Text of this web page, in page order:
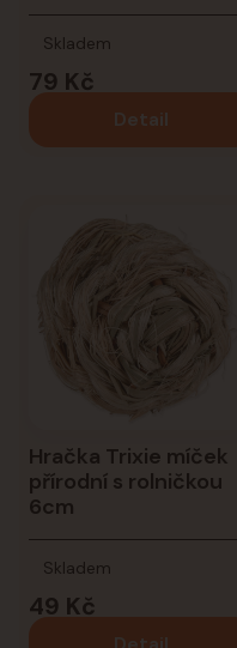
79 Kč
Skladem
Detail
Hračka Trixie míček
přírodní s rolničkou
6cm
49 Kč
Skladem